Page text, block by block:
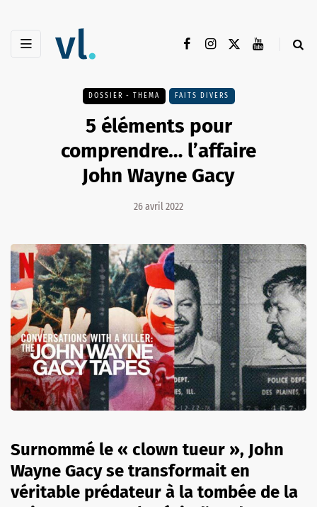
DOSSIER - THEMA FAITS DIVERS
5 éléments pour
comprendre… l’affaire
John Wayne Gacy
26 avril 2022
Surnommé le « clown tueur », John
Wayne Gacy se transformait en
véritable prédateur à la tombée de la